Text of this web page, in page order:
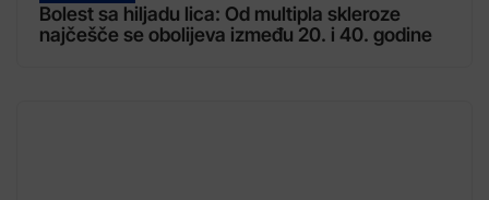
Bolest sa hiljadu lica: Od multipla skleroze
najčešče se obolijeva između 20. i 40. godine